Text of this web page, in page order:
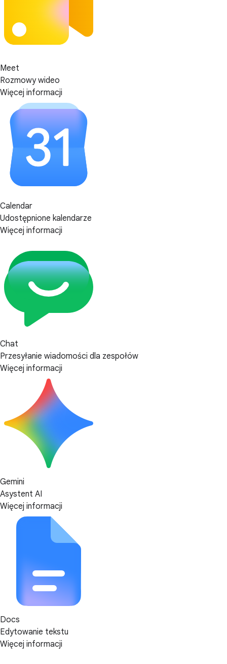
Meet
Rozmowy wideo
Więcej informacji
Calendar
Udostępnione kalendarze
Więcej informacji
Chat
Przesyłanie wiadomości dla zespołów
Więcej informacji
Gemini
Asystent AI
Więcej informacji
Docs
Edytowanie tekstu
Więcej informacji